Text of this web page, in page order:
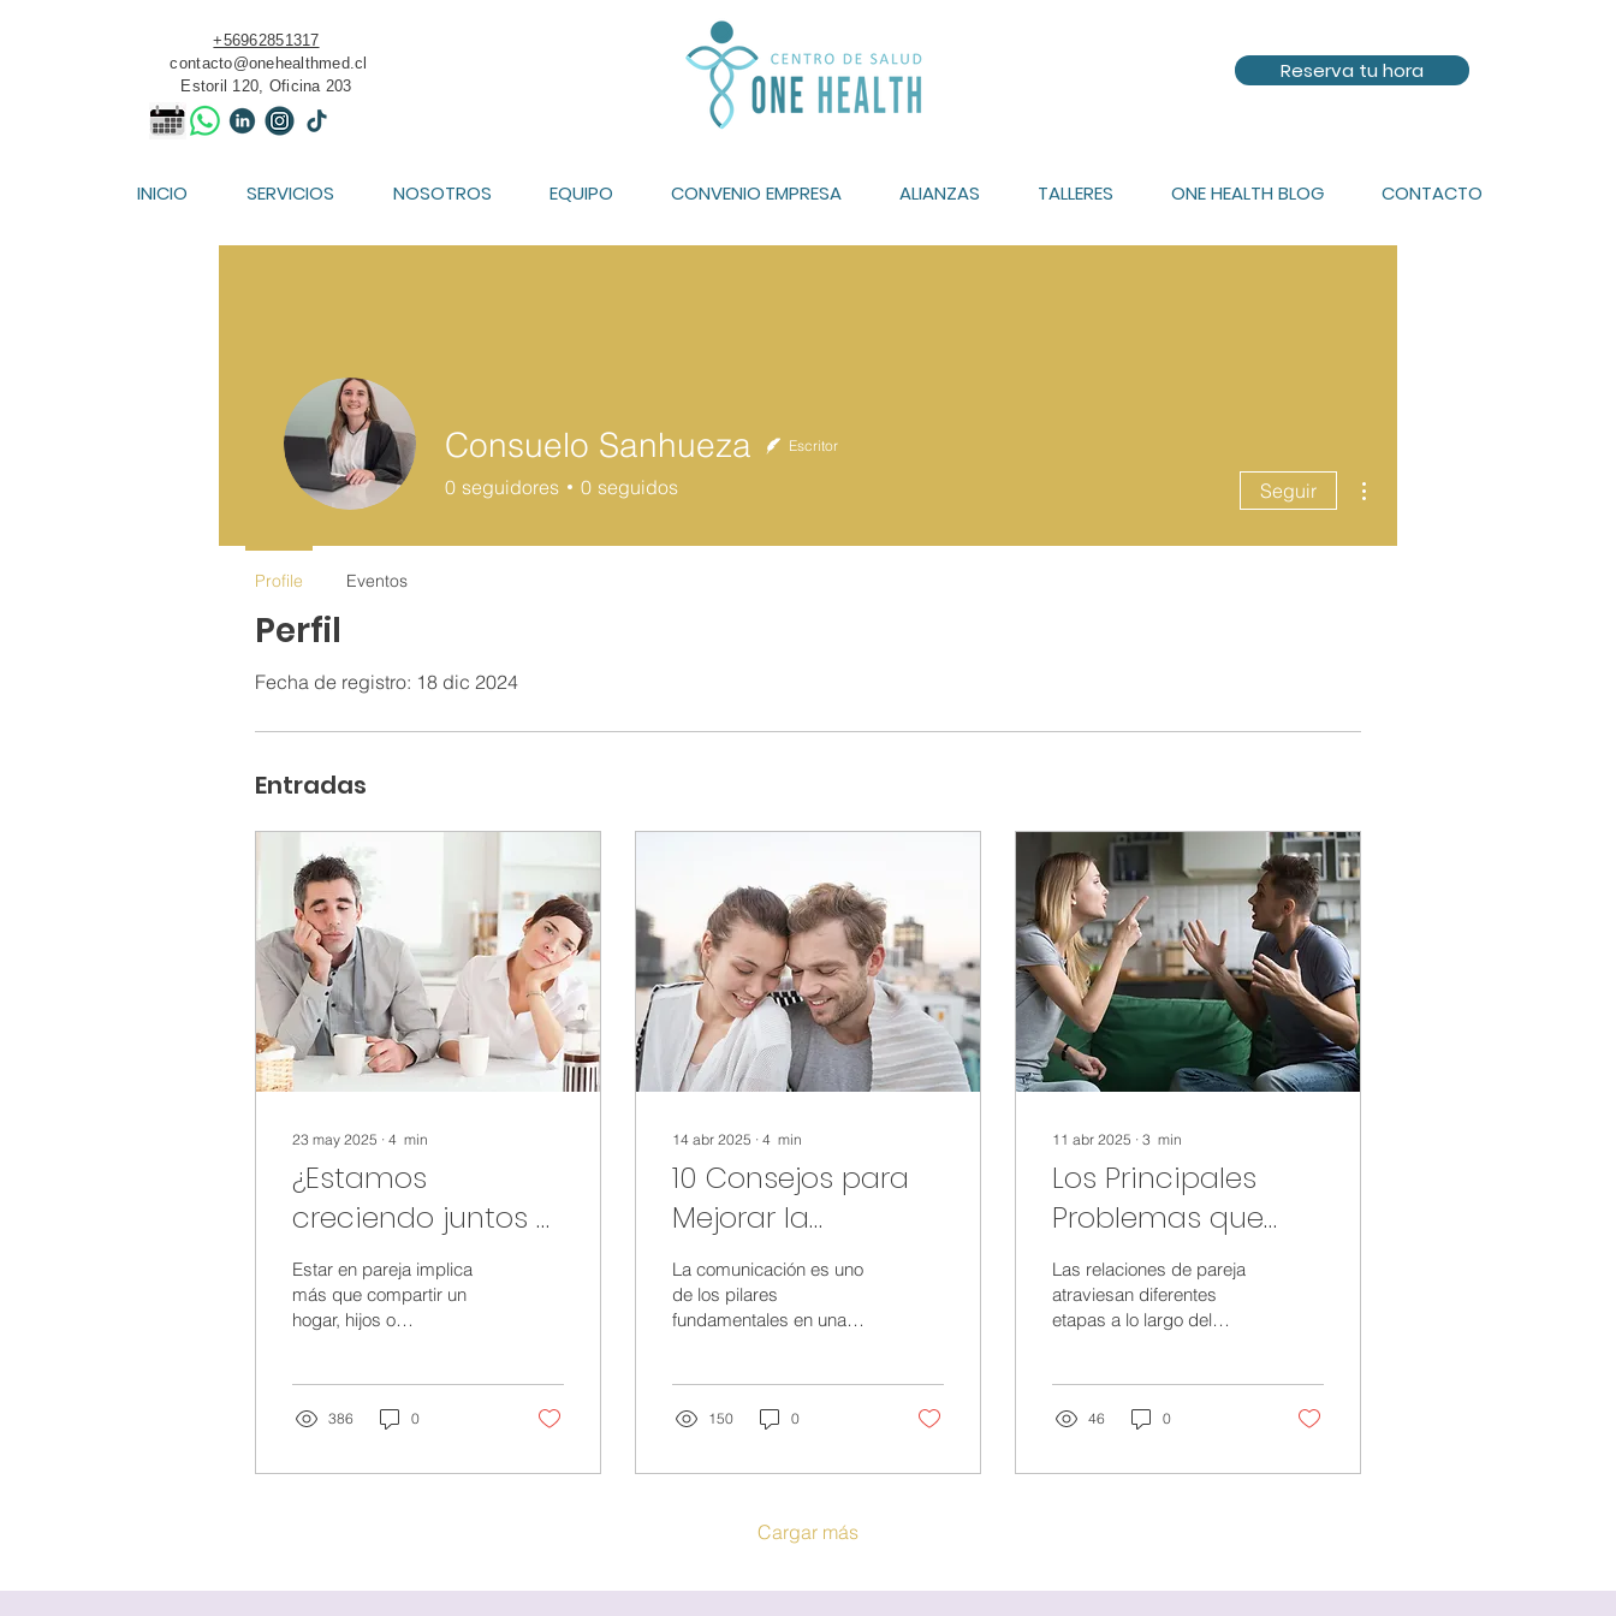
+56962851317
contacto@onehealthmed.cl
Estoril 120, Oficina 203
Reserva tu hora
INICIO SERVICIOS NOSOTROS EQUIPO CONVENIO EMPRESA ALIANZAS TALLERES ONE HEALTH BLOG CONTACTO
Perfil
Fecha de registro: 18 dic 2024
Entradas
23 may 2025 ∙ 4 min
¿Estamos
creciendo juntos o
solo coexistiendo?
Cómo detectar el
estancamiento en
la pareja
Estar en pareja implica
más que compartir un
hogar, hijos o
muchas veces,...
386 0
14 abr 2025 ∙ 4 min
10 Consejos para
Mejorar la
Comunicación
con tu Pareja
La comunicación es uno
de los pilares
fundamentales en una
150 0
11 abr 2025 ∙ 3 min
Los Principales
Problemas que
Enfrentan las
Parejas y como la
Terapia te puede
Ayudar
Las relaciones de pareja
atraviesan diferentes
etapas a lo largo del
retos...
46 0
Cargar más
Consuelo Sanhueza Escritor
0 seguidores 0 seguidos Seguir
Profile Eventos